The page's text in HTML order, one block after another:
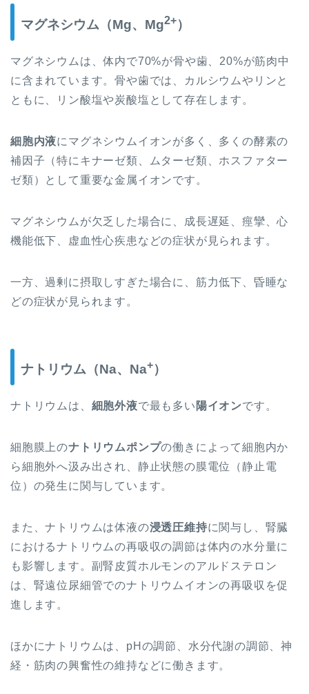
マグネシウム（Mg、Mg2+）
マグネシウムは、体内で70%が骨や歯、20%が筋肉中
に含まれています。骨や歯では、カルシウムやリンと
ともに、リン酸塩や炭酸塩 として存在します。
細胞内液にマグネシウムイオンが多く、 多くの酵素の
補因子（特にキナーゼ類、ムターゼ類、ホスファター
ゼ類）として重要な金属イオンです。
マグネシウムが欠乏した場合に、成長遅延、痙攣、心
機能低下、虚血性心疾患などの症状が見られます。
一方、過剰に摂取しすぎた場合に、筋力低下、昏睡な
どの症状が見られます。
ナトリウム（Na、Na+）
ナトリウムは、 細胞外液で最も多い 陽イオンです。
細胞膜上のナトリウムポンプの働きによって細胞内か
ら細胞外へ汲み出され、静止状態の膜電位（静止電
位）の発生に関与しています。
また、ナトリウムは体液の浸透圧維持に関与し、腎臓
におけるナトリウムの再吸収の調節は体内の水分量に
も影響します。副腎皮質ホルモンのアルドステロン
は、腎遠位尿細管でのナトリウムイオンの再吸収を促
進します。
ほかにナトリウムは、pHの調節、水分代謝の調節、神
経・筋肉の興奮性の維持などに働きます。